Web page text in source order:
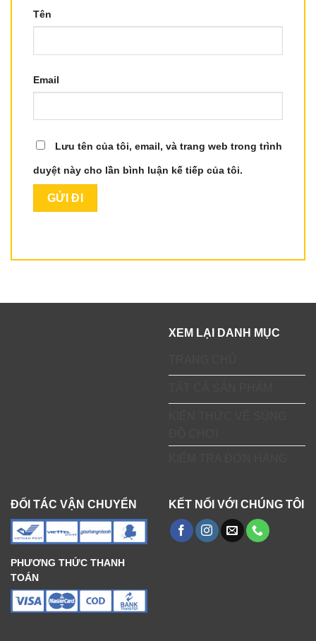
Tên
Email
Lưu tên của tôi, email, và trang web trong trình
duyệt này cho lần bình luận kế tiếp của tôi.
XEM LẠI DANH MỤC
ĐỐI TÁC VẬN CHUYỂN
PHƯƠNG THỨC THANH
TOÁN
KẾT NỐI VỚI CHÚNG TÔI